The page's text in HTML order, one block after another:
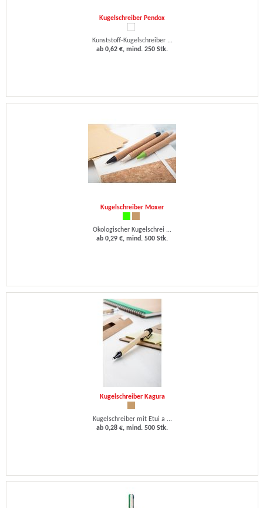
Kugelschreiber Pendox
Kunststoff-Kugelschreiber ...
ab 0,62 €, mind. 250 Stk.
Kugelschreiber Moxer
Ökologischer Kugelschrei ...
ab 0,29 €, mind. 500 Stk.
Kugelschreiber Kagura
Kugelschreiber mit Etui a ...
ab 0,28 €, mind. 500 Stk.